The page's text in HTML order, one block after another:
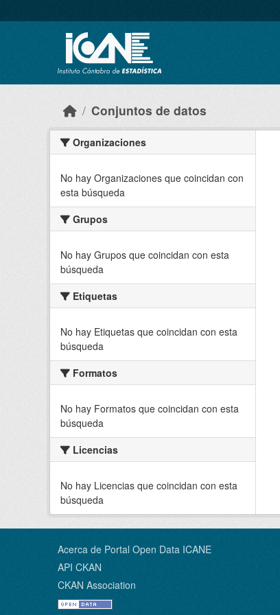
Conjuntos de datos
Organizaciones
No hay Organizaciones que coincidan con
esta búsqueda
Grupos
No hay Grupos que coincidan con esta
búsqueda
Etiquetas
No hay Etiquetas que coincidan con esta
búsqueda
Formatos
No hay Formatos que coincidan con esta
búsqueda
Licencias
No hay Licencias que coincidan con esta
búsqueda
Acerca de Portal Open Data ICANE
API CKAN
CKAN Association